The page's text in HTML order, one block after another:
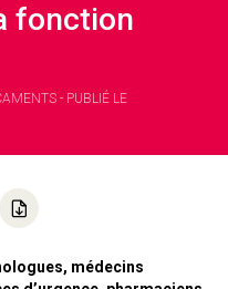
fonction
- PUBLIÉ LE
médecins